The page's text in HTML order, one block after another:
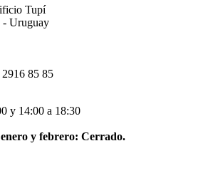
Tupí
- Uruguay
85 85
y 14:00 a 18:30
y febrero: Cerrado.